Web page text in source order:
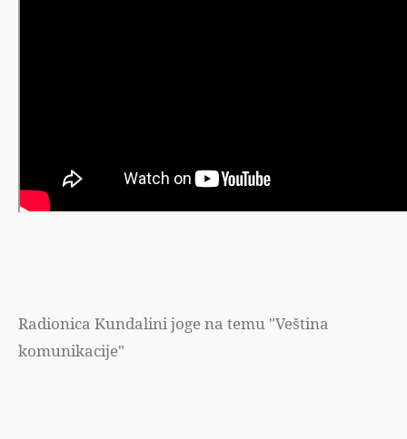
Radionica Kundalini joge na temu "Veština
komunikacije"